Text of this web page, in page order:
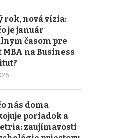
rok, nová vízia:
je január
časom pre
MBA na Business
nás doma
poriadok a
zaujímavosti